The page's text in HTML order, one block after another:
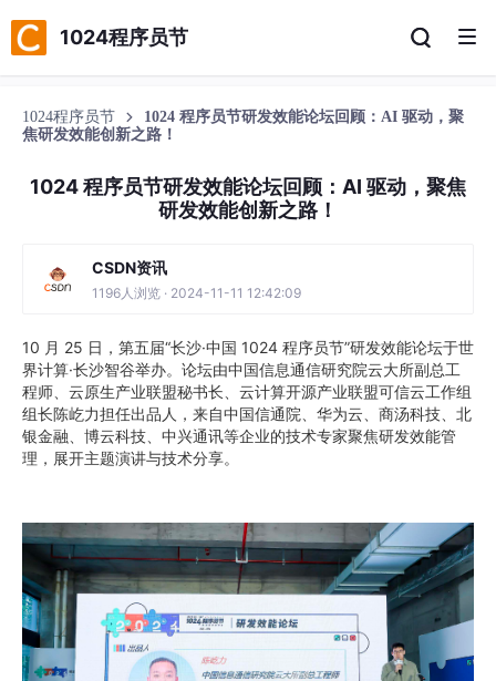
1024程序员节
1024程序员节
1024 程序员节研发效能论坛回顾：AI 驱动，聚
焦研发效能创新之路！
1024 程序员节研发效能论坛回顾：AI 驱动，聚焦
研发效能创新之路！
CSDN资讯
1196人浏览 · 2024-11-11 12:42:09
10 月 25 日，第五届“长沙·中国 1024 程序员节”研发效能论坛于世
界计算·长沙智谷举办。论坛由中国信息通信研究院云大所副总工
程师、云原生产业联盟秘书长、云计算开源产业联盟可信云工作组
组长陈屹力担任出品人，来自中国信通院、华为云、商汤科技、北
银金融、博云科技、中兴通讯等企业的技术专家聚焦研发效能管
理，展开主题演讲与技术分享。